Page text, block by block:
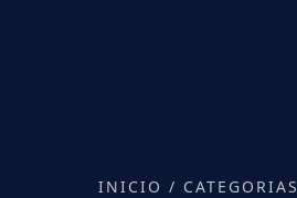
INICIO / CATEGORIAS